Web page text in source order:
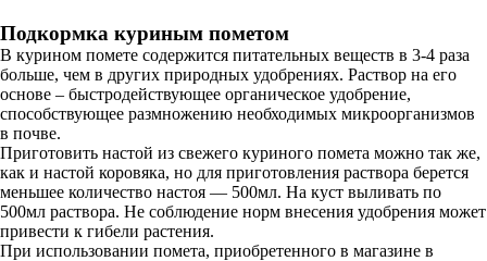
Подкормка куриным пометом
В курином помете содержится питательных веществ в 3-4 раза
больше, чем в других природных удобрениях. Раствор на его
основе – быстродействующее органическое удобрение,
способствующее размножению необходимых микроорганизмов
в почве.
Приготовить настой из свежего куриного помета можно так же,
как и настой коровяка, но для приготовления раствора берется
меньшее количество настоя — 500мл. На куст выливать по
500мл раствора. Не соблюдение норм внесения удобрения может
привести к гибели растения.
При использовании помета, приобретенного в магазине в